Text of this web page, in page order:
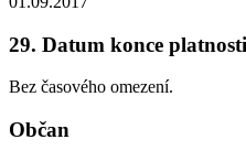
29. Datum konce
Bez časového omezení.
Občan